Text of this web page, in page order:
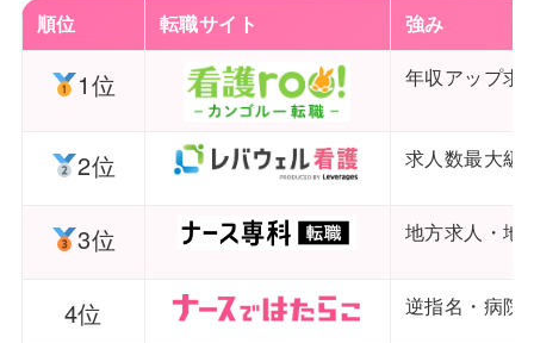
順位 転職サイト 強み
1位 年収アップ求
2位 求人数最大級
3位 地方求人・地
4位 逆指名・病院